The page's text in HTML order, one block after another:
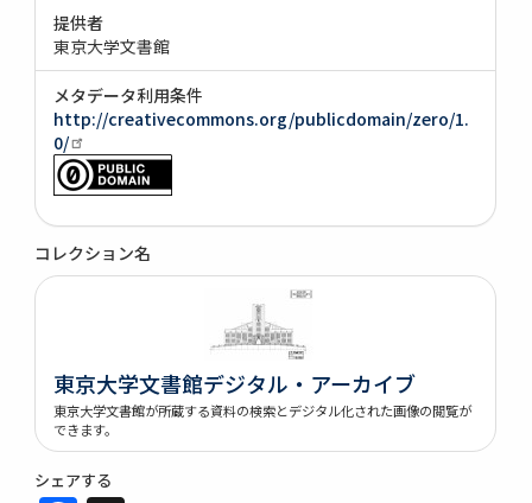
提供者
東京大学文書館
メタデータ利用条件
http://creativecommons.org/publicdomain/zero/1.
0/
コレクション名
東京大学文書館デジタル・アーカイブ
東京大学文書館が所蔵する資料の検索とデジタル化された画像の閲覧が
できます。
シェアする